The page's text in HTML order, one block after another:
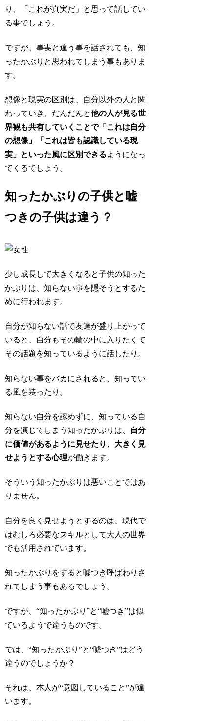
り、 「これが真実だ」
と思って話してい
る事でしょう。
ですが、事実と違う事を話されても、知
ったかぶりと思われてしまう事もありま
す。
想像と現実の区別は、自分以外の人と関
わっていき、だんだんと他の人が見る世
界観も共有していくことで「これは自分
の想像」「これは皆も認識している現
実」といった風に区別できるようになっ
てくるでしょう。
知ったかぶりの子供と嘘
つきの子供は違う？
少し成長して大きくなると子供の知った
かぶりは、知らない事を隠そうとするた
めに行われます。
自分が知らない話で友達が盛り上がって
いると、自分もその輪の中に入りたくて
その話題を知っているように話したり。
知らない事をバカにされると、知ってい
る風を装ったり。
知らない自分を認めずに、知っている自
分を演じてしまう知ったかぶりは、
自分
に価値があるように見せたり、大きく見
せようとする心理が働きます。
そういう知ったかぶりは悪いことではあ
りません。
自分を良く見せようとするのは、現代で
はむしろ必要なスキルとして大人の世界
でも活用されています。
知ったかぶりをすると嘘つき呼ばわりさ
れてしまう事もあるでしょう。
ですが、“知ったかぶり”と“嘘つき”は似
ているようで違うものです。
では、“知ったかぶり”と“嘘つき”はどう
違うのでしょうか？
それは、本人が“意図していること”が違
います。